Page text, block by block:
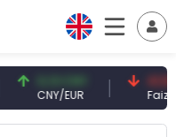
0,13 CNY
CNY/EUR
41,53
Faiz